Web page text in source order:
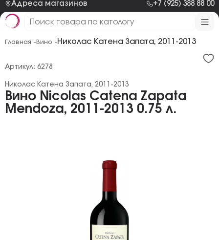
Адреса магазинов +7 (925) 388 88 00
Главная - Вино - Николаc Катена Запата, 2011-2013
Вино Nicolas Catena Zapata
Mendoza, 2011-2013 0.75 л.
Николаc Катена Запата, 2011-2013
Артикул: 6278